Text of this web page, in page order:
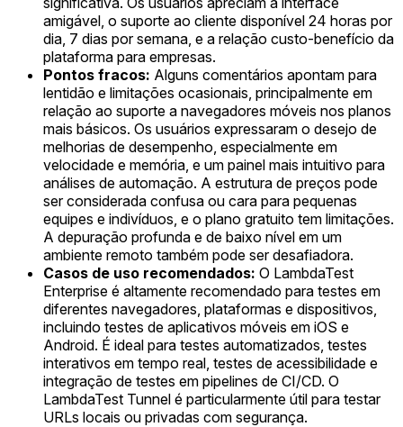
amigável, o suporte ao cliente disponível 24 horas por
dia, 7 dias por semana, e a relação custo-benefício da
plataforma para empresas.
Pontos fracos: Alguns comentários apontam para
lentidão e limitações ocasionais, principalmente em
relação ao suporte a navegadores móveis nos planos
mais básicos. Os usuários expressaram o desejo de
melhorias de desempenho, especialmente em
velocidade e memória, e um painel mais intuitivo para
análises de automação. A estrutura de preços pode
ser considerada confusa ou cara para pequenas
equipes e indivíduos, e o plano gratuito tem limitações.
A depuração profunda e de baixo nível em um
ambiente remoto também pode ser desafiadora.
Casos de uso recomendados: O LambdaTest
Enterprise é altamente recomendado para testes em
diferentes navegadores, plataformas e dispositivos,
incluindo testes de aplicativos móveis em iOS e
Android. É ideal para testes automatizados, testes
interativos em tempo real, testes de acessibilidade e
integração de testes em pipelines de CI/CD. O
LambdaTest Tunnel é particularmente útil para testar
URLs locais ou privadas com segurança.